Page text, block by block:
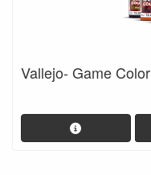
Vallejo- Game Color